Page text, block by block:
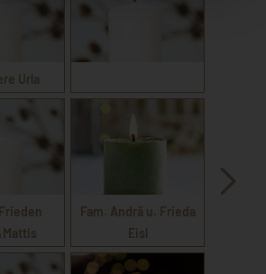
Urla
Fam. Andrä u. Frieda
Eisl